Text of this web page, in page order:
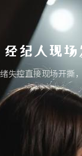
纪人现
失控直接现场开撕